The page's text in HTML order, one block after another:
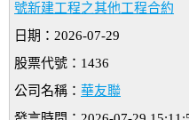
號新建工程之其他工程合約
日期：2026-07-29
股票代號：1436
公司名稱： 華友聯